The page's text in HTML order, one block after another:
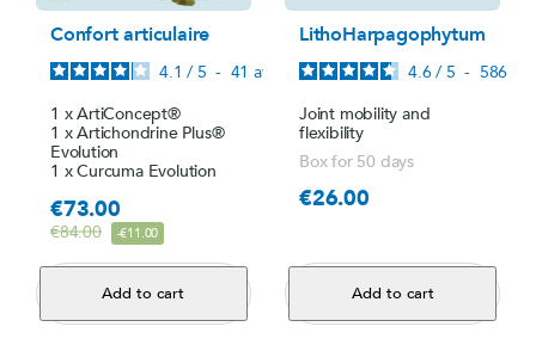
Confort articulaire
4.1 / 5 - 41avis
1 x ArtiConcept®
1 x Artichondrine Plus®
Evolution
1 x Curcuma Evolution
Price
€73.00
Regular price
€84.00 -€11.00
Add to cart
LithoHarpagophytum
4.6 / 5 - 586
Joint mobility and
flexibility
Box for 50 days
Price
€26.00
Add to cart